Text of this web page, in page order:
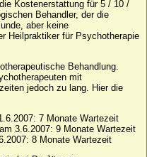
Kostenerstattung für 5 / 10 /
Behandler, der die
aber keine
Heilpraktiker für Psychotherapie
Behandlung.
mit
jedoch zu lang. Hier die
7 Monate Wartezeit
3.6.2007: 9 Monate Wartezeit
8 Monate Wartezeit